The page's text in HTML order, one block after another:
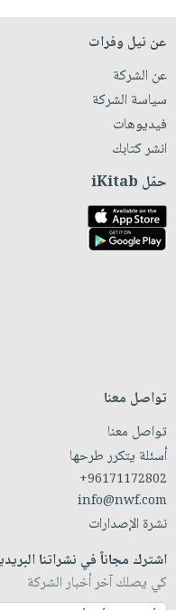
عن نيل وفرات
عن الشركة
سياسة الشركة
فيديوهات
انشر كتابك
حمّل iKitab
تواصل معنا
تواصل معنا
أسئلة يتكرر طرحها
+96171172802
info@nwf.com
نشرة الإصدارات
اشترك مجاناً في نشراتنا
كي يصلك آخر أخبار الشركة